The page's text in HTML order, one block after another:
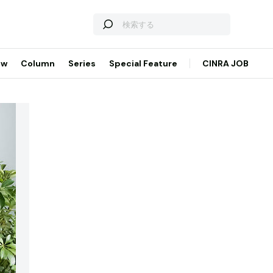
Column Series Special Feature CINRA JOB